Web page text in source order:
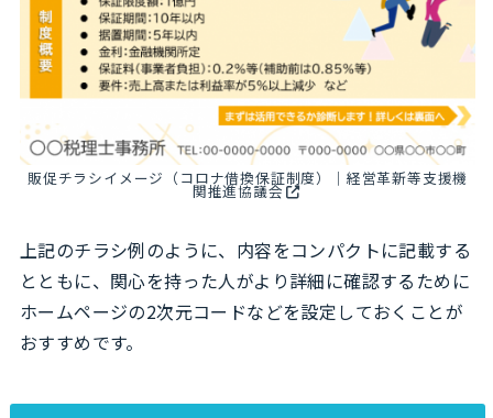
販促チラシイメージ（コロナ借換保証制度）｜経営革新等支援機
関推進協議会
上記のチラシ例のように、内容をコンパクトに記載する
とともに、関心を持った人がより詳細に確認するために
ホームページの2次元コードなどを設定しておくことが
おすすめです。